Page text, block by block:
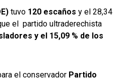
tuvo 120 escaños y el 28,34
el partido ultraderechista
y el 15,09 % de los
el conservador Partido